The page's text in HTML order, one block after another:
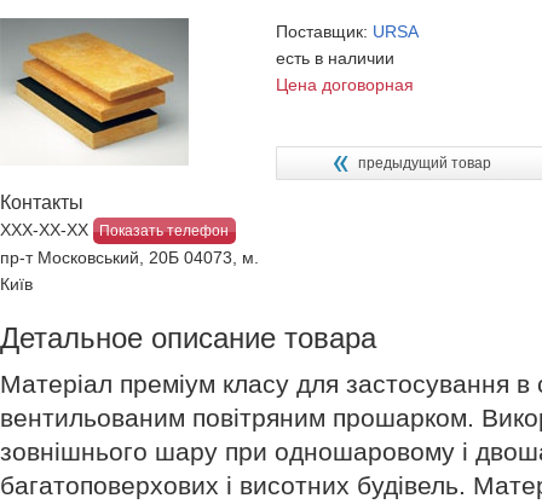
Контакты
ХХХ-ХХ-ХХ Показать телефон
пр-т Московський, 20Б 04073, м.
Київ
Поставщик: URSA
есть в наличии
Цена договорная
предыдущий товар
Детальное описание товара
Матеріал преміум класу для застосування
вентильованим повітряним прошарком.
зовнішнього шару при одношаровому і
багатоповерхових і висотних будівель.